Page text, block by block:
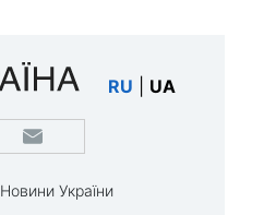
RU UA
Новини України